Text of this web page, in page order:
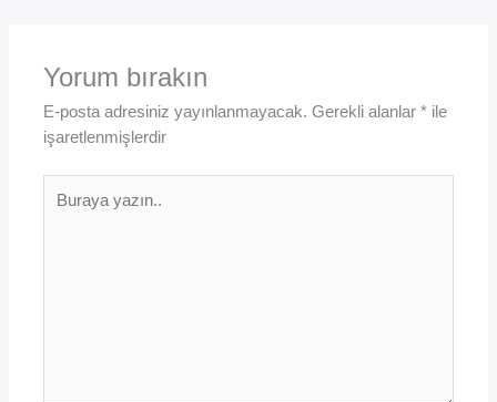
Yorum bırakın
E-posta adresiniz yayınlanmayacak. Gerekli alanlar* ile
işaretlenmişlerdir
yazın..